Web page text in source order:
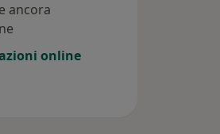
ancora
online